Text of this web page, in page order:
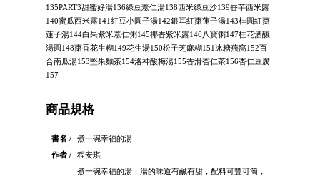
135PART3甜蜜好湯136綠豆薏仁湯138西米綠豆沙139香芋西米露
140蜜瓜西米露141紅豆小圓子湯142銀耳紅棗蓮子湯143桂圓紅棗
蓮子湯144白果紫米薏仁粥145椰香紫米露146八寶粥147桂花酒釀
湯圓148棗香花生糊149花生湯150松子芝麻糊151冰糖燕窩152百
合南瓜湯153堅果麵茶154洛神酸梅湯155香滑杏仁茶156杏仁豆腐
157
商品規格
書名 /
煮一碗幸福的湯
作者 /
程安琪
煮一碗幸福的湯：湯的味道有鹹有甜，配料可豐可簡，